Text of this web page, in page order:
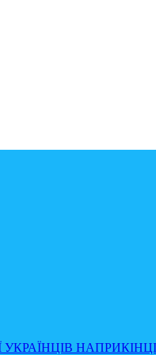
НАПРИКІНЦІ